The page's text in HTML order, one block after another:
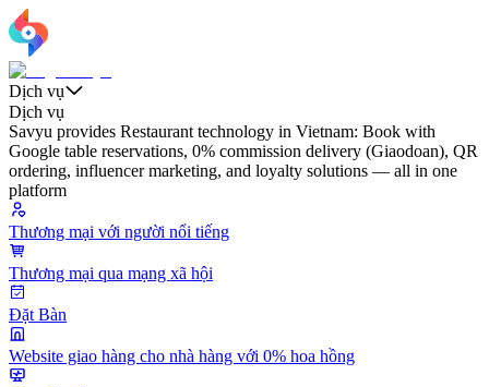
Dịch vụ
Dịch vụ
Savyu provides Restaurant technology in Vietnam: Book with
Google table reservations, 0% commission delivery (Giaodoan), QR
ordering, influencer marketing, and loyalty solutions — all in one
platform
Thương mại với người nổi tiếng
Thương mại qua mạng xã hội
Đặt Bàn
Website giao hàng cho nhà hàng với 0% hoa hồng